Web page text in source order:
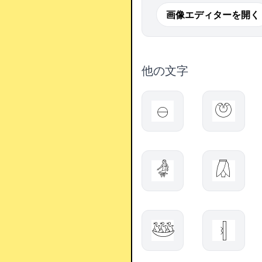
画像エディターを開く
他の文字
𓇷 𓋝
𓁒 𓋯
𓅸 𓏜